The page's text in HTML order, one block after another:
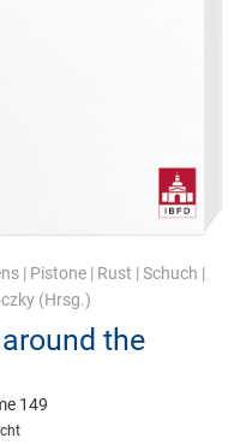
| Pistone | Rust | Schuch |
(Hrsg.)
the
149